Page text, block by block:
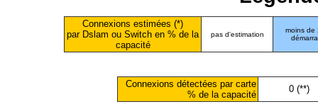
Connexions estimées (*)
par Dslam ou Switch en % de la
capacité
pas d'estimation
moins de
Connexions détectées par carte
% de la capacité
0 (**)